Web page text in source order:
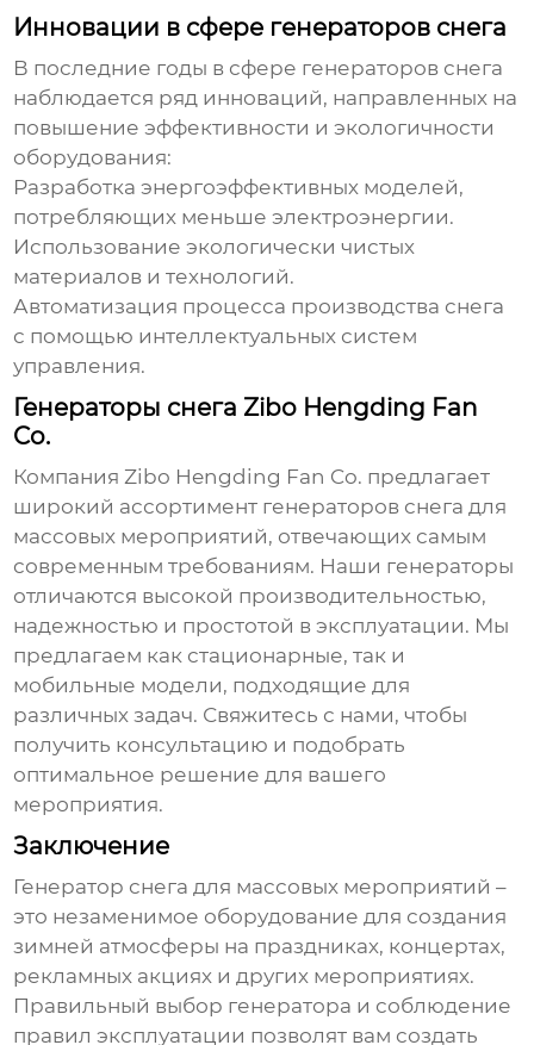
Инновации в сфере генераторов снега
В последние годы в сфере генераторов снега
наблюдается ряд инноваций, направленных на
повышение эффективности и экологичности
оборудования:
Разработка энергоэффективных моделей,
потребляющих меньше электроэнергии.
Использование экологически чистых
материалов и технологий.
Автоматизация процесса производства снега
с помощью интеллектуальных систем
управления.
Генераторы снега Zibo Hengding Fan
Co.
КомпанияZibo Hengding Fan Co. предлагает
широкий ассортимент генераторов снега для
массовых мероприятий, отвечающих самым
современным требованиям. Наши генераторы
отличаются высокой производительностью,
надежностью и простотой в эксплуатации. Мы
предлагаем как стационарные, так и
мобильные модели, подходящие для
различных задач. Свяжитесь с нами, чтобы
получить консультацию и подобрать
оптимальное решение для вашего
мероприятия.
Заключение
Генератор снега для массовых мероприятий –
это незаменимое оборудование для создания
зимней атмосферы на праздниках, концертах,
рекламных акциях и других мероприятиях.
Правильный выбор генератора и соблюдение
правил эксплуатации позволят вам создать